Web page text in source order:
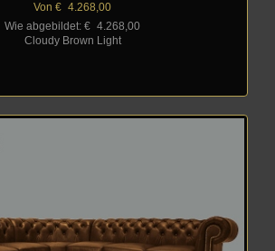
Von € 4.268,00
Wie abgebildet: € 4.268,00
Cloudy Brown Light